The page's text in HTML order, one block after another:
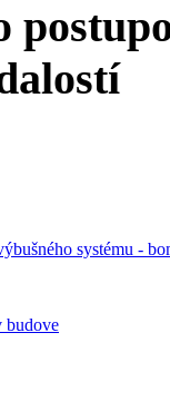
systému -
budove